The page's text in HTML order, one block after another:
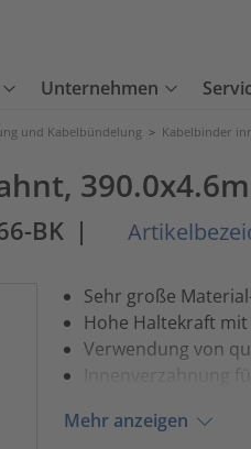
Unternehmen
und Kabelbündelung > Kabelbinder
BK |
Sehr große
Hohe Haltekraft
Verwendung von
Innenverzahnung
Mehr anzeigen